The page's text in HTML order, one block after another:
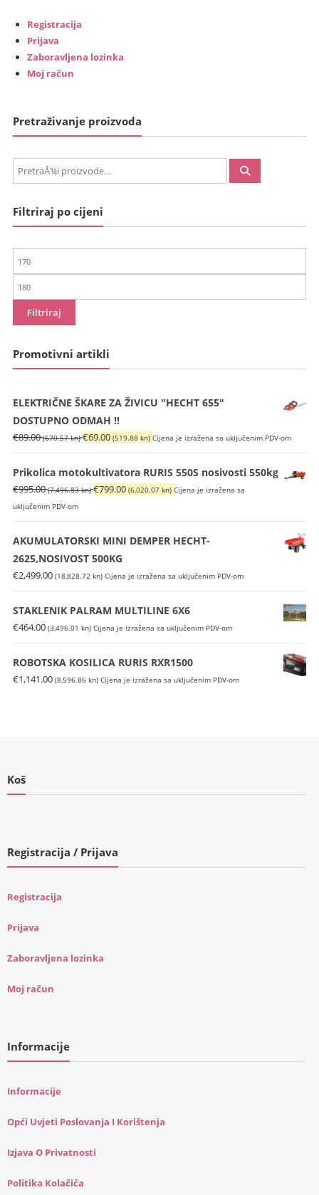
Registracija
Prijava
Zaboravljena lozinka
Moj račun
Pretraživanje proizvoda
PretraÅ¾i:
Filtriraj po cijeni
Min
cijena
Maks
cijena
Filtriraj
Promotivni artikli
ELEKTRIČNE ŠKARE ZA ŽIVICU "HECHT 655"
DOSTUPNO ODMAH !!
€89.00 (670.57 kn)Izvorna
cijena
bila
je:
(670.57
kn).
€69.00 (519.88 kn) Trenutna
cijena
je:
€69.00
kn).
Cijena je izražena sa uključenim PDV-om
Prikolica motokultivatora RURIS 550S nosivosti 550kg
€995.00 (7,496.83 kn)Izvorna
bila
je:
€995.00
€799.00 (6,020.07 kn) Trenutna
je:
€799.00
Cijena je izražena sa
uključenim PDV-om
AKUMULATORSKI MINI DEMPER HECHT-
2625,NOSIVOST 500KG
€2,499.00 (18,828.72 kn) Cijena je izražena sa uključenim PDV-om
STAKLENIK PALRAM MULTILINE 6X6
€464.00 (3,496.01 kn) Cijena je izražena sa uključenim PDV-om
ROBOTSKA KOSILICA RURIS RXR1500
€1,141.00 (8,596.86 kn) Cijena je izražena sa uključenim PDV-om
Koš
Registracija / Prijava
Registracija
Prijava
Zaboravljena lozinka
Moj račun
Informacije
Informacije
Opći Uvjeti Poslovanja I Korištenja
Izjava O Privatnosti
Politika Kolačića